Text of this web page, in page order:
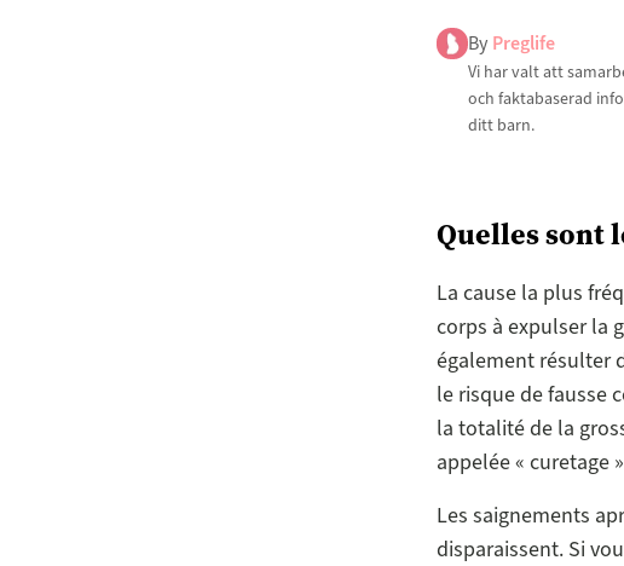
By Preglife
Vi har valt att
och faktabaserad
ditt barn.
Quelles sont
La cause la plus
corps à expulser la
également résulter
le risque de fausse
la totalité de la
appelée « curetage
Les saignements
disparaissent. Si